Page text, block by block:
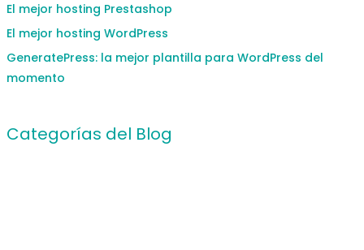
El mejor hosting Prestashop
El mejor hosting WordPress
GeneratePress: la mejor plantilla para WordPress del
momento
Categorías del Blog